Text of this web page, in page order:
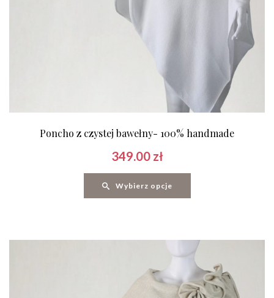
Poncho z czystej bawełny- 100% handmade
349.00 zł
Wybierz opcje